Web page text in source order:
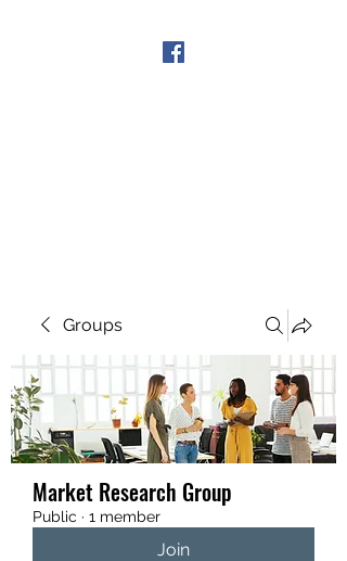
Groups
Market Research Group
Public · 1 member
Join